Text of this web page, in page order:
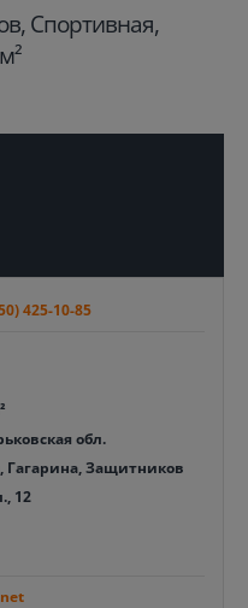
Спортивная,
425-10-85
обл.
Гагарина, Защитников
12